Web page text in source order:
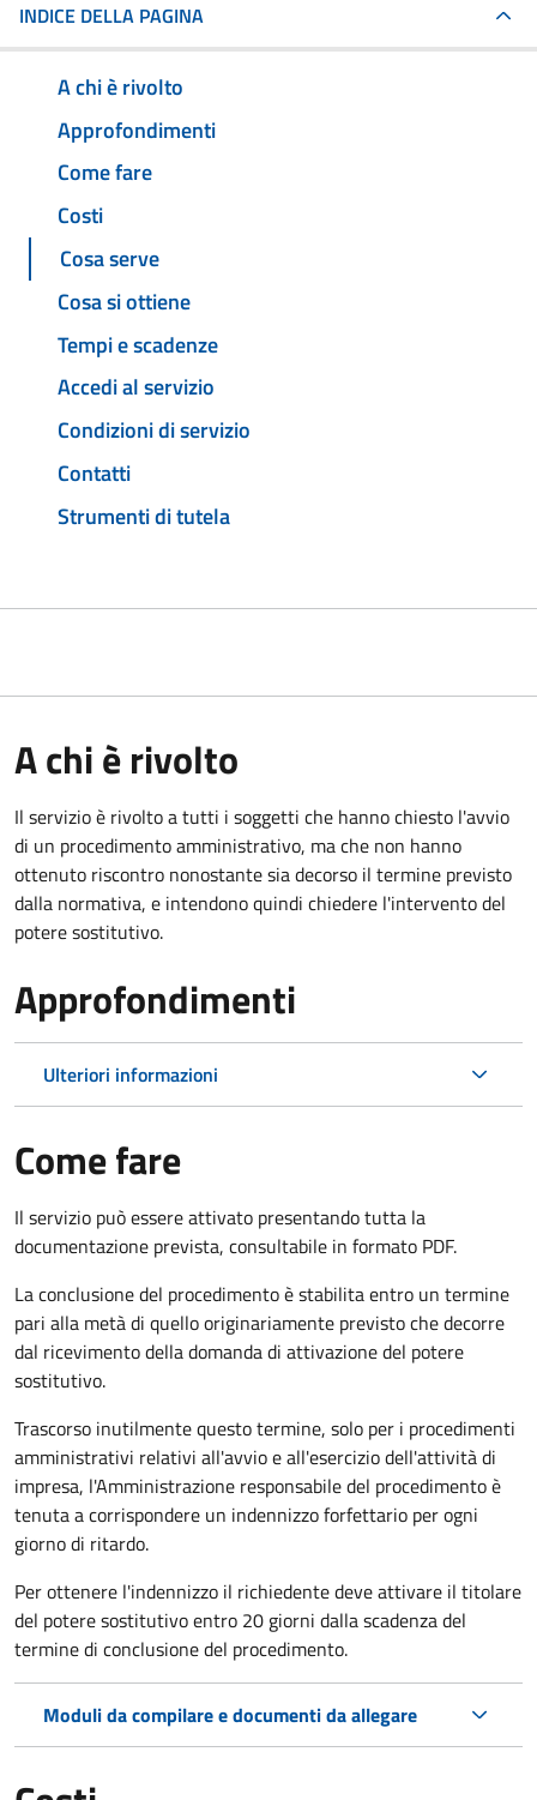
INDICE DELLA PAGINA
A chi è rivolto
Approfondimenti
Come fare
Costi
Cosa serve
Cosa si ottiene
Tempi e scadenze
Accedi al servizio
Condizioni di servizio
Contatti
Strumenti di tutela
A chi è rivolto
Il servizio è rivolto a tutti i soggetti che hanno chiesto l'avvio
di un procedimento amministrativo, ma che non hanno
ottenuto riscontro nonostante sia decorso il termine previsto
dalla normativa, e intendono quindi chiedere l'intervento del
potere sostitutivo.
Approfondimenti
Ulteriori informazioni
Come fare
Il servizio può essere attivato presentando tutta la
documentazione prevista, consultabile in formato PDF.
La conclusione del procedimento è stabilita entro un termine
pari alla metà di quello originariamente previsto che decorre
dal ricevimento della domanda di attivazione del potere
sostitutivo.
Trascorso inutilmente questo termine, solo per i procedimenti
amministrativi relativi all'avvio e all'esercizio dell'attività di
impresa, l'Amministrazione responsabile del procedimento è
tenuta a corrispondere un indennizzo forfettario per ogni
giorno di ritardo.
Per ottenere l'indennizzo il richiedente deve attivare il titolare
del potere sostitutivo entro 20 giorni dalla scadenza del
termine di conclusione del procedimento.
Moduli da compilare e documenti da allegare